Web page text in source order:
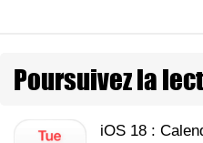
Poursuivez la
iOS 18 :